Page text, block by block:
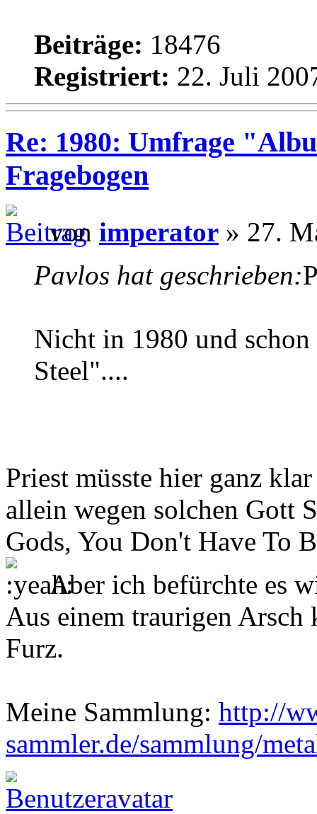
Beiträge: 18476
Registriert: 22. Juli
Re: 1980: Umfrage
Fragebogen
von imperator » 27.
Pavlos hat geschrieben:
Nicht in 1980 und
Steel"....
Priest müsste hier ganz
allein wegen solchen Gott
Gods, You Don't Have To
Aber ich befürchte es
Aus einem traurigen
Furz.
Meine Sammlung: http://
sammler.de/sammlung/